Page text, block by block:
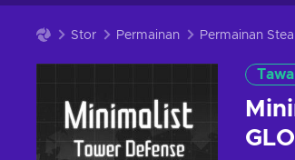
Stor Permainan Permainan